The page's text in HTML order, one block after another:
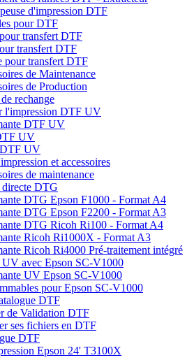
d'impression DTF
pour DTF
transfert DTF
transfert DTF
pour transfert DTF
de Maintenance
de Production
rechange
l'impression DTF UV
DTF UV
UV
UV
et accessoires
de maintenance
DTG
DTG Epson F1000 - Format A4
DTG Epson F2200 - Format A3
DTG Ricoh Ri100 - Format A4
Ricoh Ri1000X - Format A3
Ricoh Ri4000 Pré-traitement intégré
avec Epson SC-V1000
UV Epson SC-V1000
pour Epson SC-V1000
DTF
de Validation DTF
ses fichiers en DTF
DTF
Epson 24' T3100X